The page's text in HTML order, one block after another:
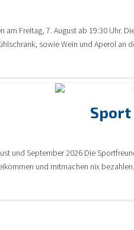
Freitag, 7. August ab 19:30 Uhr.
sowie Wein und Aperol an
Sport
und September 2026 Die
und mitmachen nix